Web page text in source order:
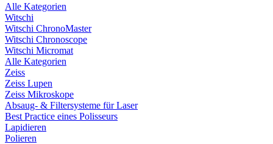
Alle Kategorien
Witschi
Witschi ChronoMaster
Witschi Chronoscope
Witschi Micromat
Alle Kategorien
Zeiss
Zeiss Lupen
Zeiss Mikroskope
Absaug- & Filtersysteme für Laser
Best Practice eines Polisseurs
Lapidieren
Polieren